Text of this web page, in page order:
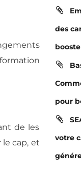
de les
cap, et
des
pour
votre